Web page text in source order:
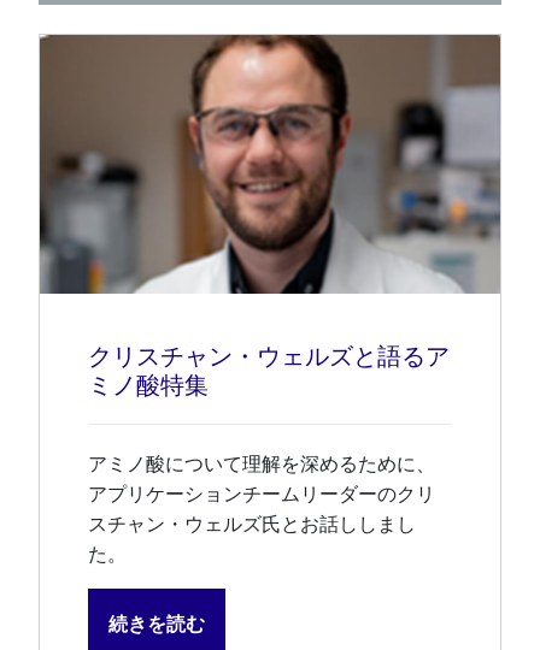
クリスチャン・ウェルズと語るア
ミノ酸特集
アミノ酸について理解を深めるために、
アプリケーションチームリーダーのクリ
スチャン・ウェルズ氏とお話ししまし
た。
続きを読む